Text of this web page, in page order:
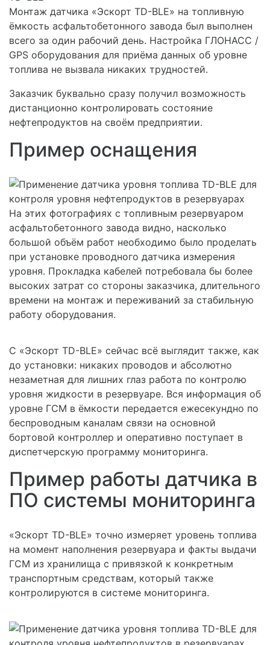
Монтаж датчика «Эскорт TD-BLE» на топливную
ёмкость асфальтобетонного завода был выполнен
всего за один рабочий день. Наcтройка ГЛОНАСС /
GPS оборудования для приёма данных об уровне
топлива не вызвала никаких трудностей.
Заказчик буквально сразу получил возможность
дистанционно контролировать состояние
нефтепродуктов на своём предприятии.
Пример оснащения
На этих фотографиях с топливным резервуаром
асфальтобетонного завода видно, насколько
большой объём работ необходимо было проделать
при установке проводного датчика измерения
уровня. Прокладка кабелей потребовала бы более
высоких затрат со стороны заказчика, длительного
времени на монтаж и переживаний за стабильную
работу оборудования.
С «Эскорт TD-BLE» сейчас всё выглядит также, как
до установки: никаких проводов и абсолютно
незаметная для лишних глаз работа по контролю
уровня жидкости в резервуаре. Вся информация об
уровне ГСМ в ёмкости передается ежесекундно по
беспроводным каналам связи на основной
бортовой контроллер и оперативно поступает в
диспетчерскую программу мониторинга.
Пример работы датчика в
ПО системы мониторинга
«Эскорт TD-BLE» точно измеряет уровень топлива
на момент наполнения резервуара и факты выдачи
ГСМ из хранилища с привязкой к конкретным
транспортным средствам, который также
контролируются в системе мониторинга.